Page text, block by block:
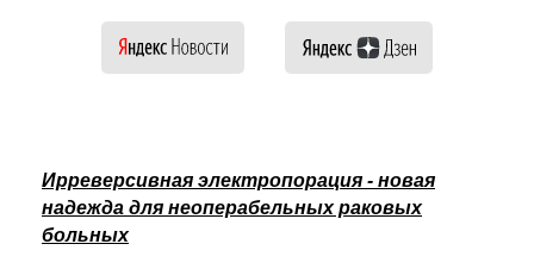
Ирреверсивная электропорация - новая
надежда для неоперабельных раковых
больных